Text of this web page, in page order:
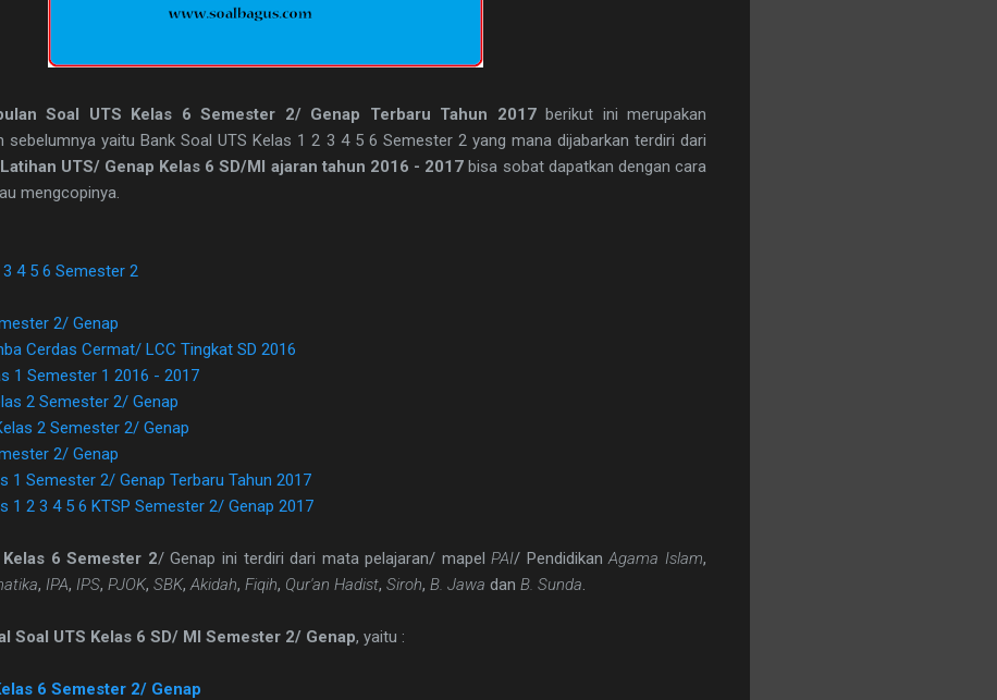
Soal UTS Kelas 6 Semester 2/ Genap Terbaru Tahun 2017berikut ini merupakan
sebelumnya yaitu Bank Soal UTS Kelas 1 2 3 4 5 6 Semester 2 yang mana dijabarkan terdiri dari
UTS/ Genap Kelas 6 SD/MI ajaran tahun 2016 - 2017 bisa sobat dapatkan dengan cara
mengcopinya.
4 5 6 Semester 2
2/ Genap
Cerdas Cermat/ LCC Tingkat SD 2016
1 Semester 1 2016 - 2017
2 Semester 2/ Genap
2 Semester 2/ Genap
2/ Genap
1 Semester 2/ Genap Terbaru Tahun 2017
1 2 3 4 5 6 KTSP Semester 2/ Genap 2017
6 Semester 2/ Genap ini terdiri dari mata pelajaran/ mapelPAI/ PendidikanAgama Islam,
, IPA, IPS, PJOK, SBK, Akidah, Fiqih, Qur'an Hadist, Siroh, B. Jawa dan B. Sunda
Soal UTS Kelas 6 SD/ MI Semester 2/ Genap, yaitu :
6 Semester 2/ Genap